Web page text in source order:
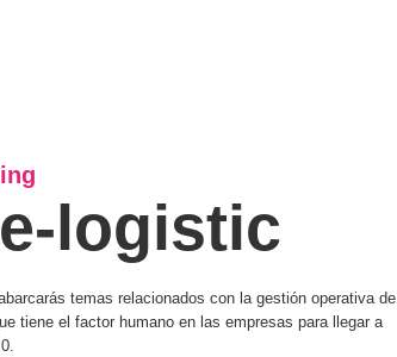
logistic
temas relacionados con la gestión operativa de
tiene el factor humano en las empresas para llegar a